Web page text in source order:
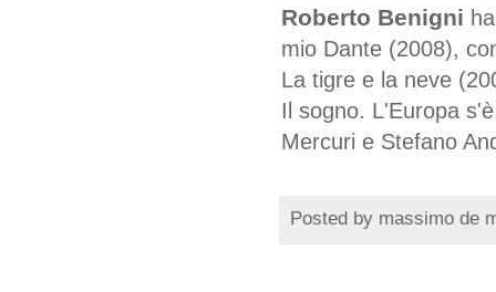
Roberto Benigni
mio Dante (2008),
La tigre e la neve
Il sogno. L'Europa
Mercuri e Stefano
Posted by massimo de